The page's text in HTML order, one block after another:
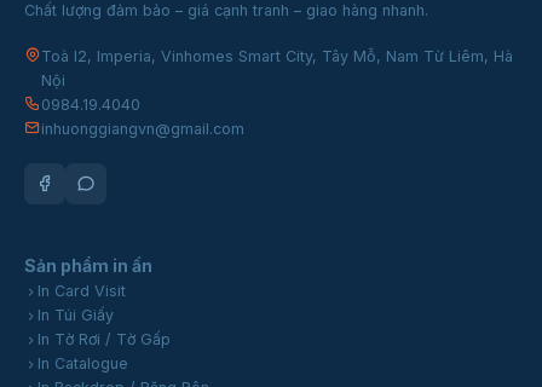
Chất lượng đảm bảo – giá cạnh tranh – giao hàng nhanh.
Toà I2, Imperia, Vinhomes Smart City, Tây Mỗ, Nam Từ Liêm, Hà
Nội
0984.19.4040
inhuonggiangvn@gmail.com
Sản phẩm in ấn
In Card Visit
In Túi Giấy
In Tờ Rơi / Tờ Gấp
In Catalogue